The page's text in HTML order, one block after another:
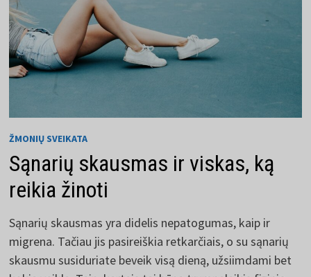
ŽMONIŲ SVEIKATA
Sąnarių skausmas ir viskas, ką
reikia žinoti
Sąnarių skausmas yra didelis nepatogumas, kaip ir
migrena. Tačiau jis pasireiškia retkarčiais, o su sąnarių
skausmu susiduriate beveik visą dieną, užsiimdami bet